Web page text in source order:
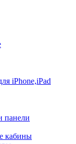
iPhone,iPad
панели
кабины